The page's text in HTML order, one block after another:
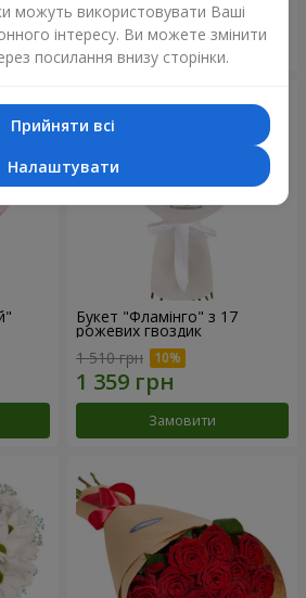
Замовити
Букет "Фламінго" з 17
рожевих гвоздик
1 510 грн
Замовити
можуть використовувати Ваші
інтересу. Ви можете змінити
посилання внизу сторінки.
Прийняти всі
Налаштувати